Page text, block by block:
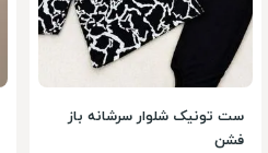
ست تونیک شلوار سرشانه باز
فشن